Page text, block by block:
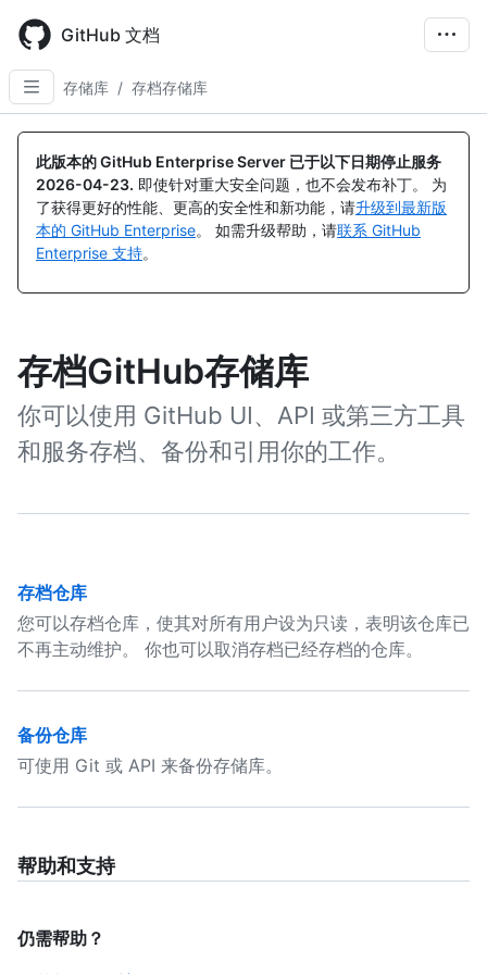
main
content
GitHub 文档
存储库 / 存档存储库
此版本的 GitHub Enterprise Server 已于以下日期停止服务
2026-04-23. 即使针对重大安全问题，也不会发布补丁。 为
了获得更好的性能、更高的安全性和新功能，请升级到最新版
本的 GitHub Enterprise。 如需升级帮助，请联系 GitHub
Enterprise 支持。
存档GitHub存储库
你可以使用 GitHub UI、API 或第三方工具
和服务存档、备份和引用你的工作。
存档仓库
您可以存档仓库，使其对所有用户设为只读，表明该仓库已
不再主动维护。 你也可以取消存档已经存档的仓库。
备份仓库
可使用 Git 或 API 来备份存储库。
帮助和支持
仍需帮助？